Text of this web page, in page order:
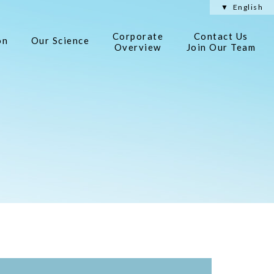
Our Science
Corporate
Overview
Contact Us
Join Our Team
English